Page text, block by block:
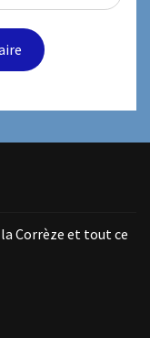
Corrèze et tout ce